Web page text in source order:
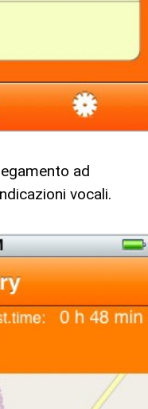
ad
vocali.